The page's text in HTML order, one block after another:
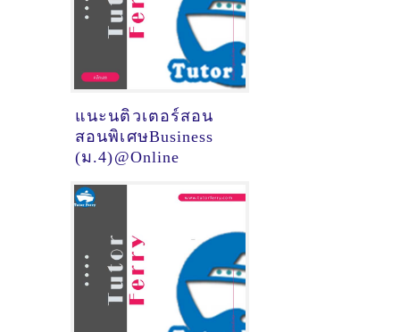
แนะนติวเตอร์สอน
สอนพิเศษBusiness
(ม.4)@Online